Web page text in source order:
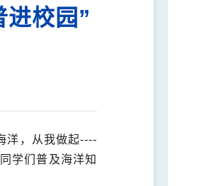
校园”
洋，从我做起----
学们普及海洋知